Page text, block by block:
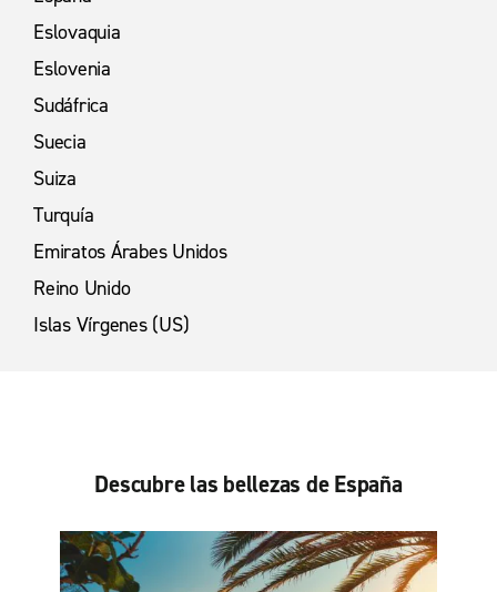
Eslovaquia
Eslovenia
Sudáfrica
Suecia
Suiza
Turquía
Emiratos Árabes Unidos
Reino Unido
Islas Vírgenes (US)
Descubre las bellezas de España